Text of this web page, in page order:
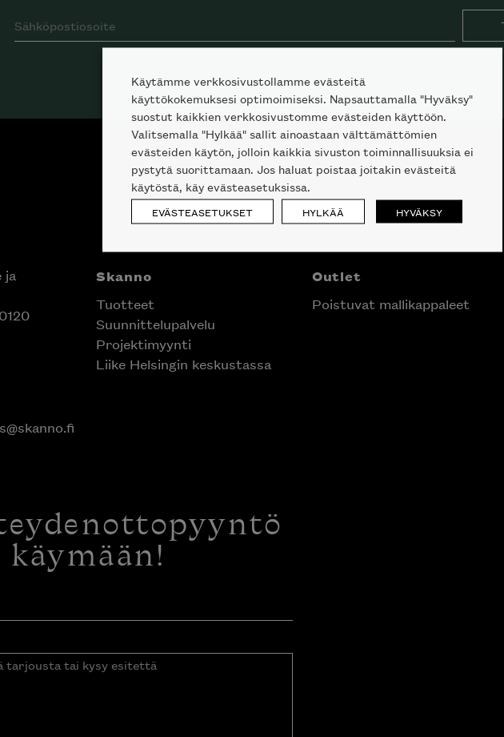
ja
Skanno
Tuotteet
Suunnittelupalvelu
Projektimyynti
Liike Helsingin keskustassa
Outlet
Poistuvat mallikappaleet
Käytämme verkkosivustollamme evästeitä
käyttökokemuksesi optimoimiseksi. Napsauttamalla "Hyväksy"
suostut kaikkien verkkosivustomme evästeiden käyttöön.
Valitsemalla "Hylkää" sallit ainoastaan välttämättömien
evästeiden käytön, jolloin kaikkia sivuston toiminnallisuuksia ei
pystytä suorittamaan. Jos haluat poistaa joitakin evästeitä
käytöstä, käy evästeasetuksissa.
EVÄSTEASETUKSET HYLKÄÄ HYVÄKSY